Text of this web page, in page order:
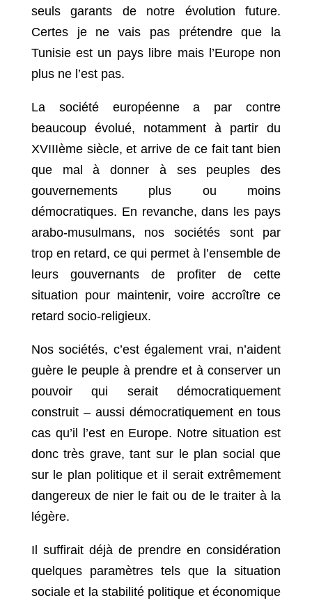
seuls garants de notre évolution future.
Certes je ne vais pas prétendre que la
Tunisie est un pays libre mais l’Europe non
plus ne l’est pas.
La société européenne a par contre
beaucoup évolué, notamment à partir du
XVIIIème siècle, et arrive de ce fait tant bien
que mal à donner à ses peuples des
gouvernements plus ou moins
démocratiques. En revanche, dans les pays
arabo-musulmans, nos sociétés sont par
trop en retard, ce qui permet à l’ensemble de
leurs gouvernants de profiter de cette
situation pour maintenir, voire accroître ce
retard socio-religieux.
Nos sociétés, c’est également vrai, n’aident
guère le peuple à prendre et à conserver un
pouvoir qui serait démocratiquement
construit – aussi démocratiquement en tous
cas qu’il l’est en Europe. Notre situation est
donc très grave, tant sur le plan social que
sur le plan politique et il serait extrêmement
dangereux de nier le fait ou de le traiter à la
légère.
Il suffirait déjà de prendre en considération
quelques paramètres tels que la situation
sociale et la stabilité politique et économique